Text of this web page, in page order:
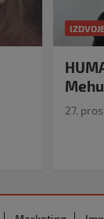
27.